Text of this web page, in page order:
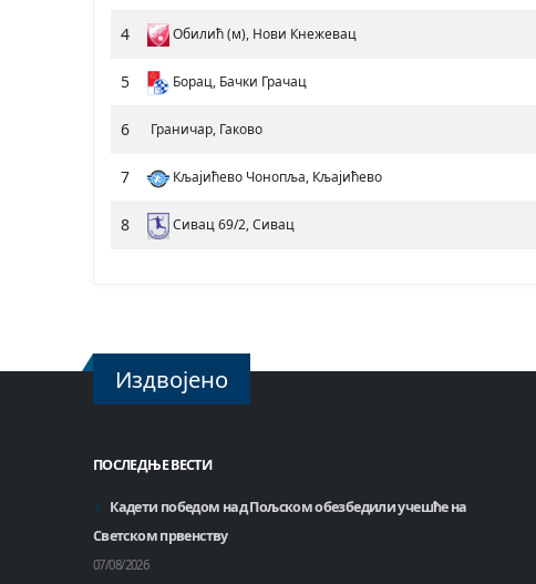
4 Обилић (м), Нови Кнежевац
5 Борац, Бачки Грачац
6 Граничар, Гаково
7 Кљајићево Чонопља, Кљајићево
8 Сивац 69/2, Сивац
Издвојено
ПОСЛЕДЊЕ ВЕСТИ
Кадети победом над Пољском обезбедили учешће на
Светском првенству
07/08/2026